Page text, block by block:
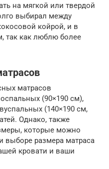
на мягкой или твердой
выбирал между
койрой, и в
так как люблю более
матрасов
(90×190 см),
(140×190 см,
Однако, также
которые можно
выборе размера матраса
кровати и ваши